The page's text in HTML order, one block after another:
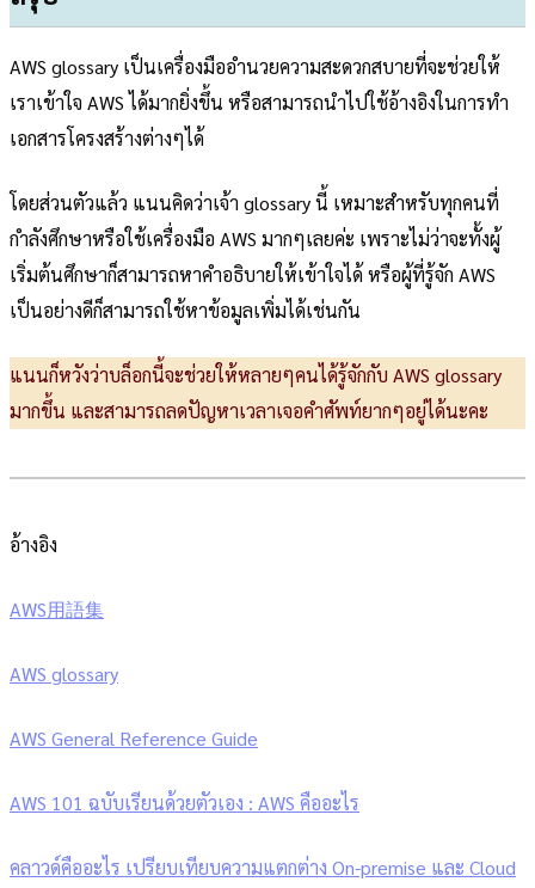
AWS glossary เป็นเครื่องมืออำนวยความสะดวกสบายที่จะช่วยให้
เราเข้าใจ AWS ได้มากยิ่งขึ้น หรือสามารถนำไปใช้อ้างอิงในการทำ
เอกสารโครงสร้างต่างๆได้
โดยส่วนตัวแล้ว แนนคิดว่าเจ้า glossary นี้ เหมาะสำหรับทุกคนที่
กำลังศึกษาหรือใช้เครื่องมือ AWS มากๆเลยค่ะ เพราะไม่ว่าจะทั้งผู้
เริ่มต้นศึกษาก็สามารถหาคำอธิบายให้เข้าใจได้ หรือผู้ที่รู้จัก AWS
เป็นอย่างดีก็สามารถใช้หาข้อมูลเพิ่มได้เช่นกัน
แนนก็หวังว่าบล็อกนี้จะช่วยให้หลายๆคนได้รู้จักกับ AWS glossary
มากขึ้น และสามารถลดปัญหาเวลาเจอคำศัพท์ยากๆอยู่ได้นะคะ
อ้างอิง
AWS用語集
AWS glossary
AWS General Reference Guide
AWS 101 ฉบับเรียนด้วยตัวเอง : AWS คืออะไร
คลาวด์คืออะไร เปรียบเทียบความแตกต่าง On-premise และ Cloud